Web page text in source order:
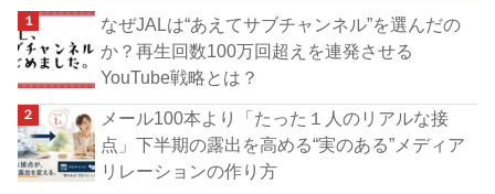
なぜJALは“あえてサブチャンネル”を選んだの
か？再生回数100万回超えを連発させる
YouTube戦略とは？
メール100本より「たった１人のリアルな接
点」下半期の露出を高める“実のある”メディア
リレーションの作り方